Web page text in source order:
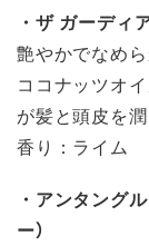
・ザ ガーディ
艶やかでなめ
ココナッツオイ
が髪と頭皮を潤
香り：ライム
・アンタング
ー）